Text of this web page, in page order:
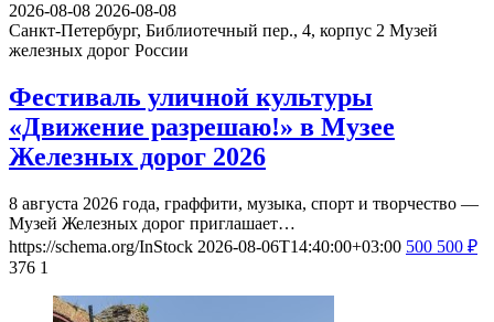
2026-08-08 2026-08-08
Санкт-Петербург, Библиотечный пер., 4, корпус 2 Музей
железных дорог России
Фестиваль уличной культуры
«Движение разрешаю!» в Музее
Железных дорог 2026
8 августа 2026 года, граффити, музыка, спорт и творчество —
Музей Железных дорог приглашает…
https://schema.org/InStock 2026-08-06T14:40:00+03:00 500 500 ₽
376 1